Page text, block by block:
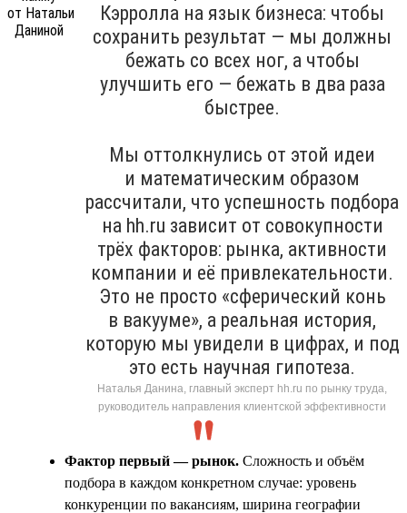
Кэрролла на язык бизнеса: чтобы
сохранить результат — мы должны
бежать со всех ног, а чтобы
улучшить его — бежать в два раза
быстрее.
Мы оттолкнулись от этой идеи
и математическим образом
рассчитали, что успешность подбора
на hh.ru зависит от совокупности
трёх факторов: рынка, активности
компании и её привлекательности.
Это не просто «сферический конь
в вакууме», а реальная история,
которую мы увидели в цифрах, и под
это есть научная гипотеза.
Наталья Данина, главный эксперт hh.ru по рынку труда,
руководитель направления клиентской эффективности
Фактор первый — рынок. Сложность и объём
подбора в каждом конкретном случае: уровень
конкуренции по вакансиям, ширина географии